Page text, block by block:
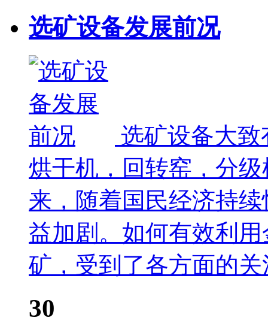
选矿设备发展前况
选矿设备大
烘干机，回转窑，分
来，随着国民经济持
益加剧。如何有效利
矿，受到了各方面的关
30